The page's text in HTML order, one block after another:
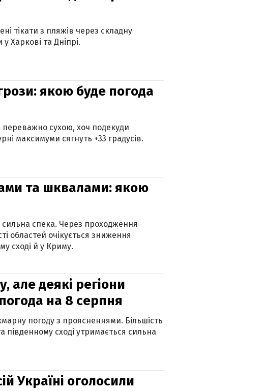
тікати з пляжів через складну
Харкові та Дніпрі.
якою буде погода
сухою, хоч подекуди
максимуми сягнуть +33 градусів.
та шквалами: якою
спека. Через проходження
областей очікується зниження
сході й у Криму.
але деякі регіони
на 8 серпня
погоду з проясненнями. Більшість
південному сході утримається сильна
Україні оголосили